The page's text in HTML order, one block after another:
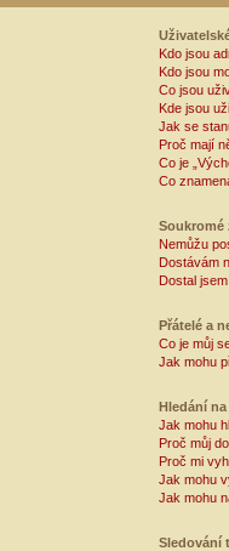
Kdo jsou
Kdo jsou
Co jsou
Kde jsou
Jak se
Proč mají
Co je
Co
Soukromé
Nemůžu
Dostávám
Dostal
Přátelé a
Co je můj
Jak mohu
Hledání
Jak mohu
Proč můj
Proč mi
Jak mohu
Jak mohu
Sledování